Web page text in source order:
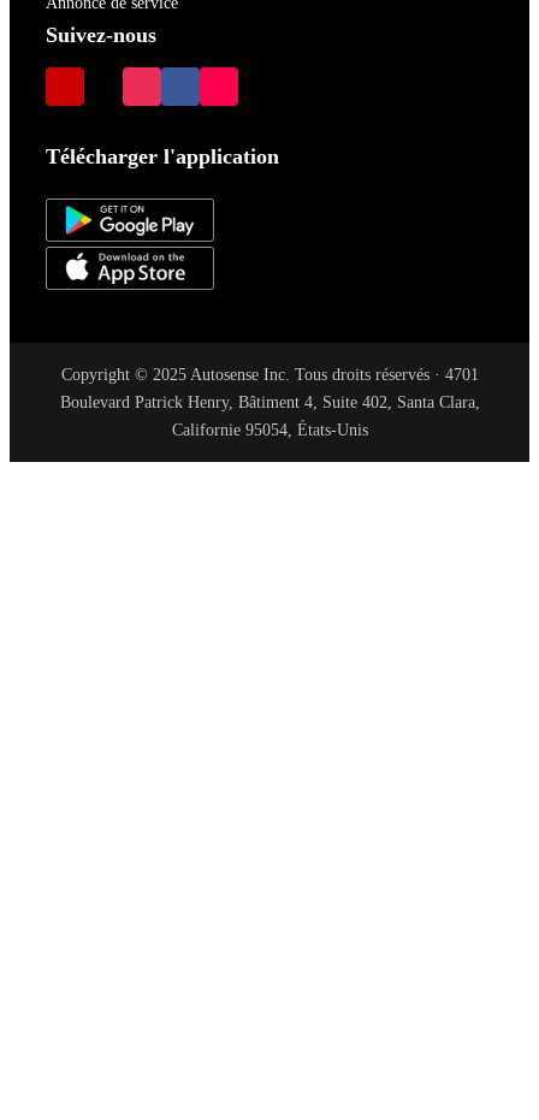
Suivez-nous
Télécharger l'application
Copyright © 2025 Autosense Inc. Tous droits réservés · 4701
Boulevard Patrick Henry, Bâtiment 4, Suite 402, Santa Clara,
Californie 95054, États-Unis